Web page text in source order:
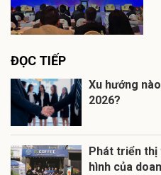
ĐỌC TIẾP
Xu hướng
2026?
Phát triển thị
hình của